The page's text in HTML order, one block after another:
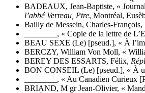
BADEAUX, Jean-Baptiste, « Journal
l’abbé Verreau, Ptre, Montréal,
Bailly de Messein, Charles-
________, « Copie de la lettre de
BEAU SEXE (Le) [pseud.], « À
BERCZY, William Von Moll, «
BEREY DES ESSARTS, Félix,
BON CONSEIL (Le) [pseud.], « À
________, « Au Canadien Curieux
BRIAND, M gr Jean-Olivier, «